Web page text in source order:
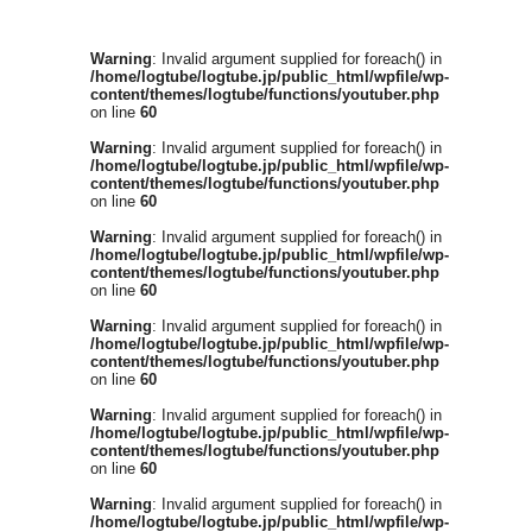
Warning: Invalid argument supplied for foreach() in
/home/logtube/logtube.jp/public_html/wpfile/wp-
content/themes/logtube/functions/youtuber.php
on line 60
Warning: Invalid argument supplied for foreach() in
/home/logtube/logtube.jp/public_html/wpfile/wp-
content/themes/logtube/functions/youtuber.php
on line 60
Warning: Invalid argument supplied for foreach() in
/home/logtube/logtube.jp/public_html/wpfile/wp-
content/themes/logtube/functions/youtuber.php
on line 60
Warning: Invalid argument supplied for foreach() in
/home/logtube/logtube.jp/public_html/wpfile/wp-
content/themes/logtube/functions/youtuber.php
on line 60
Warning: Invalid argument supplied for foreach() in
/home/logtube/logtube.jp/public_html/wpfile/wp-
content/themes/logtube/functions/youtuber.php
on line 60
Warning: Invalid argument supplied for foreach() in
/home/logtube/logtube.jp/public_html/wpfile/wp-